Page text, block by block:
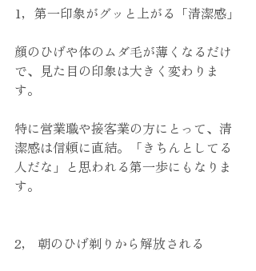
1，第一印象がグッと上がる「清潔感」
顔のひげや体のムダ毛が薄くなるだけ
で、見た目の印象は大きく変わりま
す。
特に営業職や接客業の方にとって、清
潔感は信頼に直結。「きちんとしてる
人だな」と思われる第一歩にもなりま
す。
2， 朝のひげ剃りから解放される